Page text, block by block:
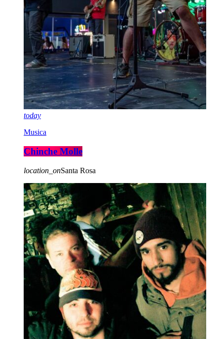
today
Musica
Chinche Molle
location_onSanta Rosa